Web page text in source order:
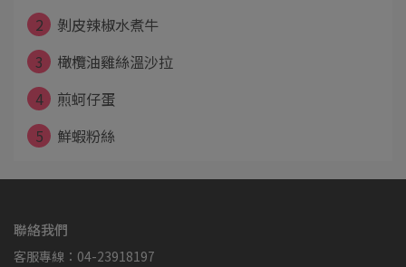
2
剝皮辣椒水煮牛
3
橄欖油雞絲溫沙拉
4
煎蚵仔蛋
5
鮮蝦粉絲
聯絡我們
客服專線：04-23918197